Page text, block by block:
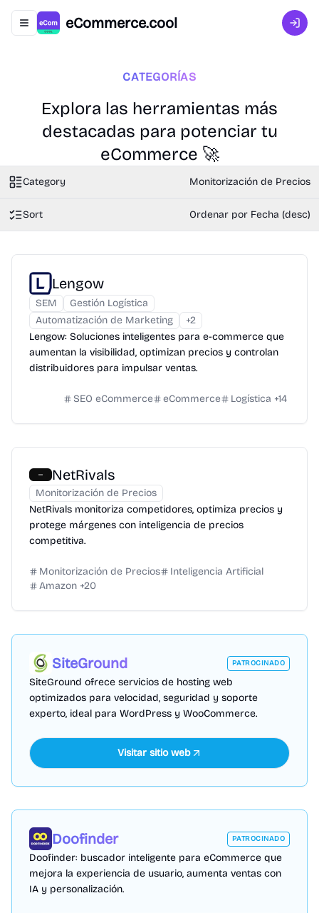
Abrir menú de navegación
eCommerce.cool
CATEGORÍAS
Explora las herramientas más
destacadas para potenciar tu
eCommerce 🚀
Category Monitorización de Precios
Sort Ordenar por Fecha (desc)
Lengow
SEM
Gestión Logística
Automatización de Marketing
+2
Lengow: Soluciones inteligentes para e-commerce que
aumentan la visibilidad, optimizan precios y controlan
distribuidores para impulsar ventas.
SEO eCommerce eCommerce Logística +14
NetRivals
Monitorización de Precios
NetRivals monitoriza competidores, optimiza precios y
protege márgenes con inteligencia de precios
competitiva.
Monitorización de Precios
Inteligencia Artificial
Amazon +20
SiteGround PATROCINADO
SiteGround ofrece servicios de hosting web
optimizados para velocidad, seguridad y soporte
experto, ideal para WordPress y WooCommerce.
Visitar sitio web
Doofinder PATROCINADO
Doofinder: buscador inteligente para eCommerce que
mejora la experiencia de usuario, aumenta ventas con
IA y personalización.